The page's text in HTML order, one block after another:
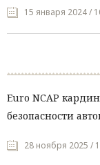
15 января 2024 /
Euro NCAP
безопасности
28 ноября 2025 /